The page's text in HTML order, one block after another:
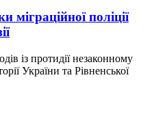
міграційної поліції
із протидії незаконному
України та Рівненської